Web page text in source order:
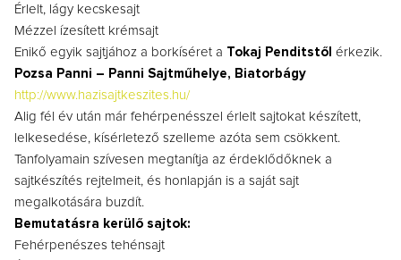
Érlelt, lágy kecskesajt
Mézzel ízesített krémsajt
Enikő egyik sajtjához a borkíséret a Tokaj Penditstől érkezik.
Pozsa Panni – Panni Sajtműhelye, Biatorbágy
http://www.hazisajtkeszites.hu/
Alig fél év után már fehérpenésszel érlelt sajtokat készített,
lelkesedése, kísérletező szelleme azóta sem csökkent.
Tanfolyamain szívesen megtanítja az érdeklődőknek a
sajtkészítés rejtelmeit, és honlapján is a saját sajt
megalkotására buzdít.
Bemutatásra kerülő sajtok:
Fehérpenészes tehénsajt